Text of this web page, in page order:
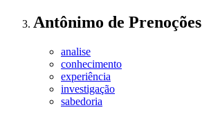
Antônimo de Prenoções
analise
conhecimento
experiência
investigação
sabedoria